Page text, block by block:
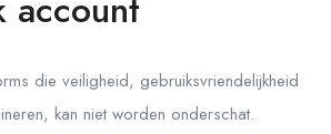
die veiligheid, gebruiksvriendelijkheid
kan niet worden onderschat.